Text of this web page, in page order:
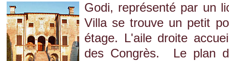
Godi, représenté par un
Villa se trouve un petit
étage. L'aile droite
des Congrès. Le plan